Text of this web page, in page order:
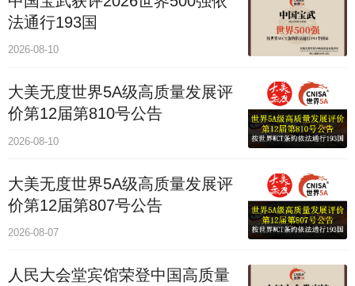
法通行193国
2026-08-10
大美无度世界5A级高质量发展评
价第12届第810号公告
2026-08-10
大美无度世界5A级高质量发展评
价第12届第807号公告
2026-08-07
人民大会堂宾馆荣登中国高质量